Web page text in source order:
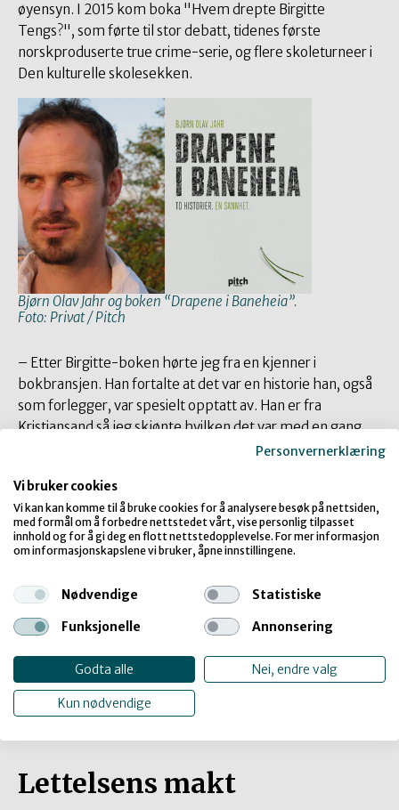
øyensyn. I 2015 kom boka "Hvem drepte Birgitte
Tengs?", som førte til stor debatt, tidenes første
norskproduserte true crime-serie, og flere skoleturneer i
Den kulturelle skolesekken.
Bjørn Olav Jahr og boken “Drapene i Baneheia”.
Foto: Privat / Pitch
– Etter Birgitte-boken hørte jeg fra en kjenner i
bokbransjen. Han fortalte at det var en historie han, også
som forlegger, var spesielt opptatt av. Han er fra
Kristiansand så jeg skjønte hvilken det var med en gang.
Og jeg syntes også den var veldig spennende.
"Drapene i Baneheia. To historier. En sannhet." tar for seg
en grusom del av norsk kriminalhistorie, og stiller kritiske
spørsmål om mordsaken som de fleste (som kan huske
den) skulle ønske var over for lenge siden.Boken satte i
tatt med seg historiene og spørsmålene ut til elever på
to dømte, Viggo Kristiansen, har alltid sagt han er
uskyldig, og det finnes ingen tekniske bevis. Da lurer jeg
på hvordan «alle» kan være så sikre på at han er
Lettelsens makt
Personvernerklæring
Vi bruker cookies
Vi kan kan komme til å bruke cookies for å analysere besøk på nettsiden,
med formål om å forbedre nettstedet vårt, vise personlig tilpasset
innhold og for å gi deg en flott nettstedopplevelse. For mer informasjon
om informasjonskapslene vi bruker, åpne innstillingene.
Nødvendige
Statistiske
Funksjonelle
Annonsering
Godta alle Nei, endre valg
Kun nødvendige